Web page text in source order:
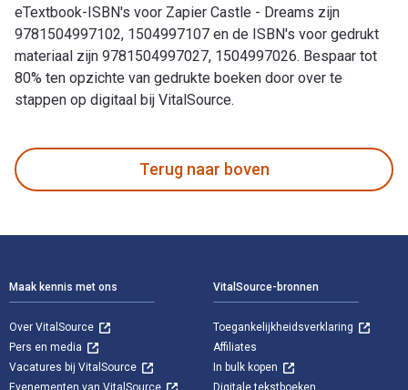
eTextbook-ISBN's voor Zapier Castle - Dreams zijn
9781504997102, 1504997107 en de ISBN's voor gedrukt
materiaal zijn 9781504997027, 1504997026. Bespaar tot
80% ten opzichte van gedrukte boeken door over te
stappen op digitaal bij VitalSource.
Terug naar boven
Maak kennis met ons
Over VitalSource
Pers en media
Vacatures bij VitalSource
Evenementen van VitalSource
VitalSource-bronnen
Toegankelijkheidsverklaring
Affiliates
In bulk kopen
Digitale tekstboeken